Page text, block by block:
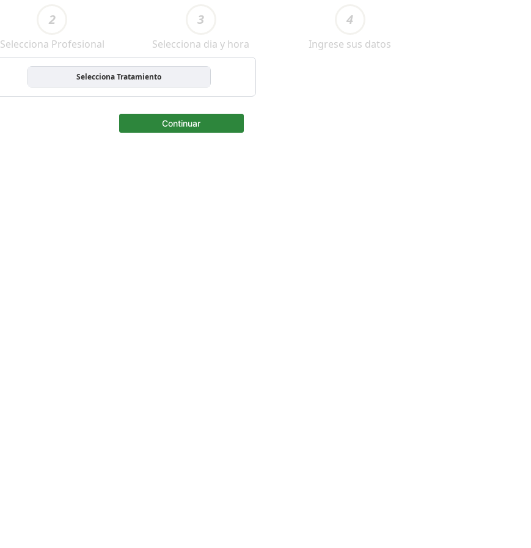
2
Selecciona Profesional
3
Selecciona dia y hora
4
Ingrese sus datos
Selecciona Tratamiento
Continuar